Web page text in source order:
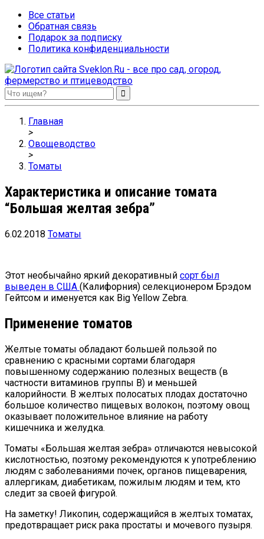
Все статьи
Обратная связь
Подарок за подписку
Политика конфиденциальности
Sveklon.Ru – все про сад, огород, фермерство и птицеводство
Главная
>
Овощеводство
>
Томаты
Характеристика и описание томата
“Большая желтая зебра”
6.02.2018 Томаты
Этот необычайно яркий декоративный сорт был
выведен в США (Калифорния) селекционером Брэдом
Гейтсом и именуется как Big Yellow Zebra.
Применение томатов
Желтые томаты обладают большей пользой по
сравнению с красными сортами благодаря
повышенному содержанию полезных веществ (в
частности витаминов группы В) и меньшей
калорийности. В желтых полосатых плодах достаточно
большое количество пищевых волокон, поэтому овощ
оказывает положительное влияние на работу
кишечника и желудка.
Томаты «Большая желтая зебра» отличаются невысокой
кислотностью, поэтому рекомендуются к употреблению
людям с заболеваниями почек, органов пищеварения,
аллергикам, диабетикам, пожилым людям и тем, кто
следит за своей фигурой.
На заметку! Ликопин, содержащийся в желтых томатах,
предотвращает риск рака простаты и мочевого пузыря.